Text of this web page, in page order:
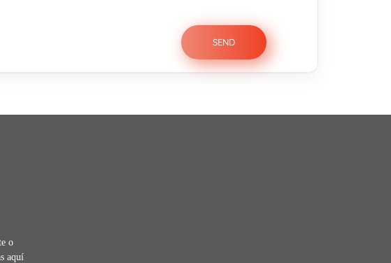
o
aquí